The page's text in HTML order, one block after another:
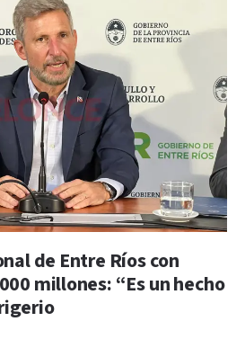
de Entre Ríos con
millones: “Es un hecho